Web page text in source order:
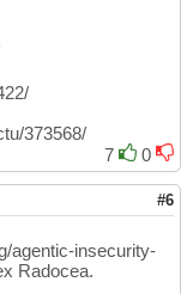
373568/
7
0
#6
agentic-insecurity-
Radocea.